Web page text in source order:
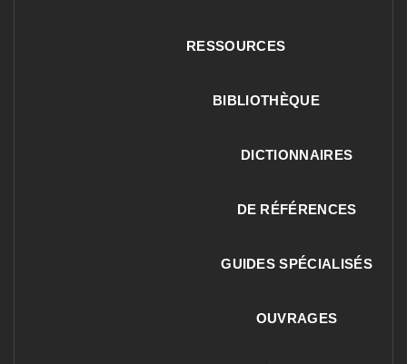
RESSOURCES
BIBLIOTHÈQUE
DICTIONNAIRES
DE RÉFÉRENCES
GUIDES SPÉCIALISÉS
OUVRAGES